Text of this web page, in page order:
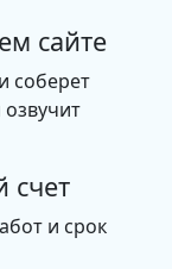
сайте
соберет
счет
и срок